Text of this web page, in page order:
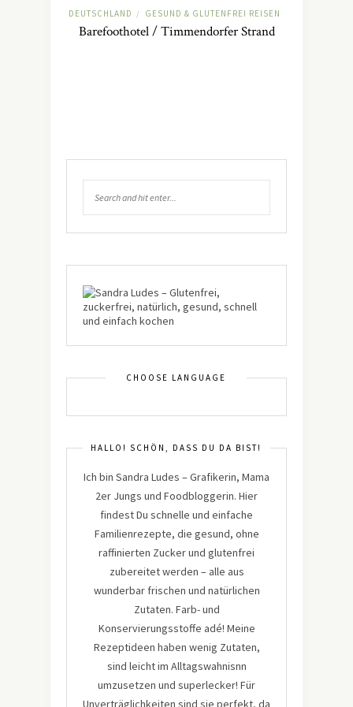
DEUTSCHLAND / GESUND & GLUTENFREI REISEN
Barefoothotel / Timmendorfer Strand
CHOOSE LANGUAGE
HALLO! SCHÖN, DASS DU DA BIST!
Ich bin Sandra Ludes – Grafikerin, Mama
2er Jungs und Foodbloggerin. Hier
findest Du schnelle und einfache
Familienrezepte, die gesund, ohne
raffinierten Zucker und glutenfrei
zubereitet werden – alle aus
wunderbar frischen und natürlichen
Zutaten. Farb- und
Konservierungsstoffe adé! Meine
Rezeptideen haben wenig Zutaten,
sind leicht im Alltagswahnisnn
umzusetzen und superlecker! Für
Unverträglichkeiten sind sie perfekt, da